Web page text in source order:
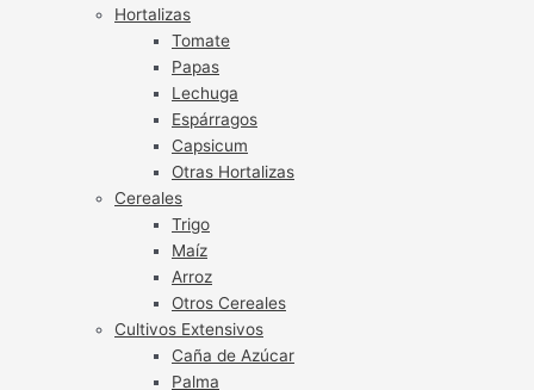
Hortalizas
Tomate
Papas
Lechuga
Espárragos
Capsicum
Otras Hortalizas
Cereales
Trigo
Maíz
Arroz
Otros Cereales
Cultivos Extensivos
Caña de Azúcar
Palma